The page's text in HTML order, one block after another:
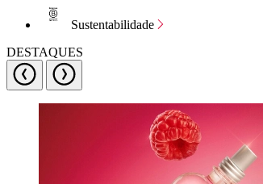
Sustentabilidade
DESTAQUES